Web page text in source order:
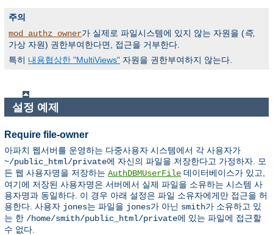
주의
mod_authz_owner가 실제로 파일시스템에 있지 않는 자원을 (즉,
가상 자원) 권한부여한다면, 접근을 거부한다.
특히 내용협상한 "MultiViews" 자원을 권한부여하지 않는다.
설정 예제
Require file-owner
아파치 웹서버를 운영하는 다중사용자 시스템에서 각 사용자가
~/public_html/private에 자신의 파일을 저장한다고 가정하자. 모
든 웹 사용자명을 저장하는 AuthDBMUserFile 데이터베이스가 있고,
여기에 저장된 사용자명은 서버에서 실제 파일을 소유하는 시스템 사
용자명과 동일하다. 이 경우 아래 설정은 파일 소유자에게만 접근을 허
용한다. 사용자 jones는 파일을 jones가 아닌 smith가 소유하고 있
는 한 /home/smith/public_html/private에 있는 파일에 접근할
수 없다.